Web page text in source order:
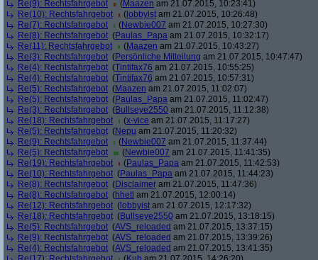
Re(9): Rechtsfahrgebot
(Maazen am 21.07.2015, 10:23:41)
Re(10): Rechtsfahrgebot
( lobbyist am 21.07.2015, 10:26:48)
Re(7): Rechtsfahrgebot
(Newbie007 am 21.07.2015, 10:27:30)
Re(8): Rechtsfahrgebot (Paulas_Papa am 21.07.2015, 10:32:17)
Re(11): Rechtsfahrgebot
(Maazen am 21.07.2015, 10:43:27)
Re(3): Rechtsfahrgebot (Persönliche Mitteilung am 21.07.2015, 10:47:47)
Re(4): Rechtsfahrgebot (Tintifax76 am 21.07.2015, 10:55:25)
Re(4): Rechtsfahrgebot (Tintifax76 am 21.07.2015, 10:57:31)
Re(5): Rechtsfahrgebot (Maazen am 21.07.2015, 11:02:07)
Re(5): Rechtsfahrgebot (Paulas_Papa am 21.07.2015, 11:02:47)
Re(3): Rechtsfahrgebot (Bullseye2550 am 21.07.2015, 11:12:38)
Re(18): Rechtsfahrgebot
(x-vice am 21.07.2015, 11:17:27)
Re(5): Rechtsfahrgebot (Nepu am 21.07.2015, 11:20:32)
Re(9): Rechtsfahrgebot
(Newbie007 am 21.07.2015, 11:37:44)
Re(5): Rechtsfahrgebot
(Newbie007 am 21.07.2015, 11:41:35)
Re(19): Rechtsfahrgebot
(Paulas_Papa am 21.07.2015, 11:42:53)
Re(10): Rechtsfahrgebot (Paulas_Papa am 21.07.2015, 11:44:23)
Re(8): Rechtsfahrgebot (Disclaimer am 21.07.2015, 11:47:36)
Re(8): Rechtsfahrgebot (hhetl am 21.07.2015, 12:00:14)
Re(12): Rechtsfahrgebot ( lobbyist am 21.07.2015, 12:17:32)
Re(18): Rechtsfahrgebot (Bullseye2550 am 21.07.2015, 13:18:15)
Re(5): Rechtsfahrgebot (AVS_reloaded am 21.07.2015, 13:37:15)
Re(9): Rechtsfahrgebot (AVS_reloaded am 21.07.2015, 13:39:26)
Re(4): Rechtsfahrgebot (AVS_reloaded am 21.07.2015, 13:41:35)